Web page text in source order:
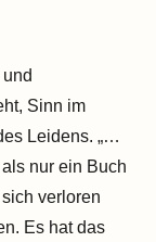
Sinn im
Leidens. „…
nur ein Buch
verloren
Es hat das